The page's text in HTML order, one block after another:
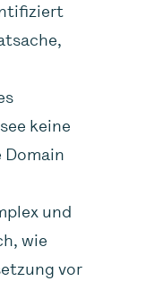
keine
und
wie
vor